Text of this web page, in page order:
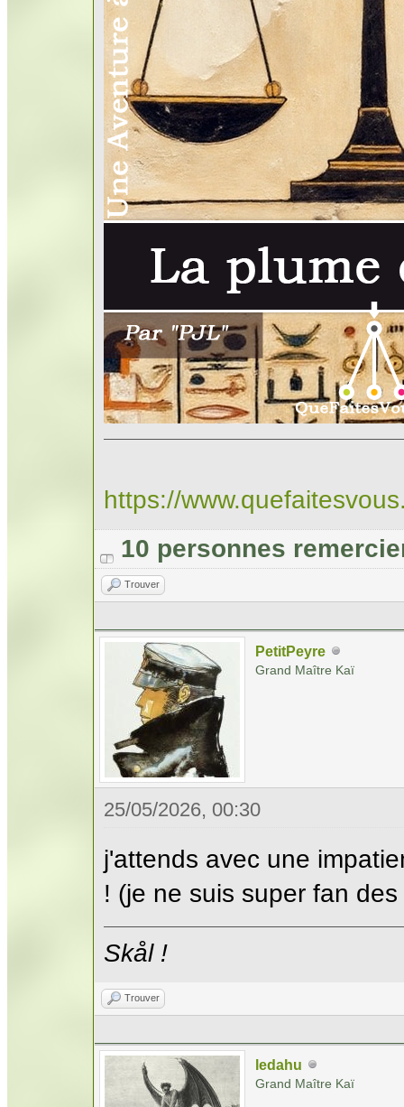
https://
10 personnes
Trouver
PetitPeyre
Grand Maître Kaï
25/05/2026, 00:30
j'attends avec une
! (je ne suis super fan
Skål !
Trouver
ledahu
Grand Maître Kaï